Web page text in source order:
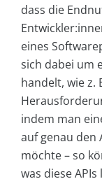
dass die
eines
sich dabei um
handelt, wie z.
indem man
auf genau den
möchte – so
was diese